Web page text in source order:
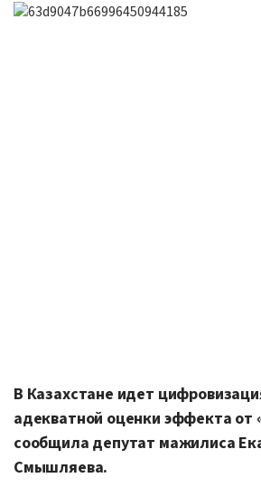
В Казахстане идет
адекватной оценки эффекта от
сообщила депутат мажилиса
Смышляева.